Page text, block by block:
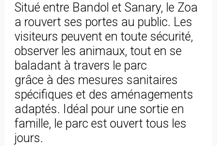
Situé entre Bandol et Sanary, le Zoa
a rouvert ses portes au public. Les
visiteurs peuvent en toute sécurité,
observer les animaux, tout en se
baladant à travers le parc
grâce à des mesures sanitaires
spécifiques et des aménagements
adaptés. Idéal pour une sortie en
famille, le parc est ouvert tous les
jours.